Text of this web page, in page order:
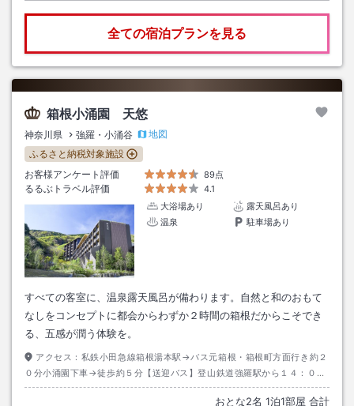
全ての宿泊プランを見る
箱根小涌園 天悠
神奈川県 強羅・小涌谷
地図
ふるさと納税対象施設
お客様アンケート評価
89点
るるぶトラベル評価
4.1
大浴場あり
露天風呂あり
温泉
駐車場あり
すべての客室に、温泉露天風呂が備わります。自然と和のおもて
なしをコンセプトに都会からわずか２時間の箱根だからこそでき
る、五感が潤う体験を。
アクセス： 私鉄小田急線箱根湯本駅→バス元箱根・箱根町方面行き約２
０分小涌園下車→徒歩約５分【送迎バス】登山鉄道強羅駅から１４：００
～１６：４０まで２０分間隔で巡回シャトルバスあり（予約不要）
おとな2名 1泊1部屋 合計